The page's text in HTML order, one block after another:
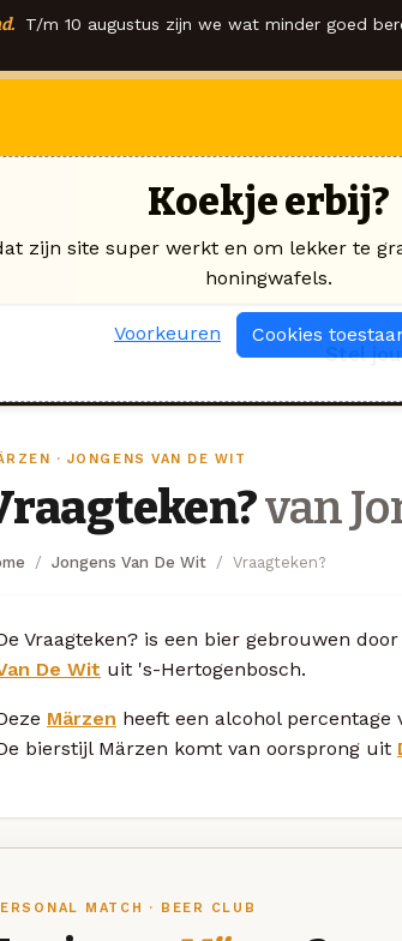
T/m 10 augustus zijn we wat minder goed
Stel
· JONGENS VAN DE WIT
van
Jongens Van De Wit Vraagteken?
Vraagteken? is een bier gebrouwen door
De Wit uit 's-Hertogenbosch.
Märzen heeft een alcohol percentage
bierstijl Märzen komt van oorsprong uit
MATCH · BEER CLUB
Koekje erbij?
zijn site super werkt en om lekker te
honingwafels.
Voorkeuren Cookies